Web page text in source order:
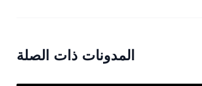
المدونات ذات الصلة